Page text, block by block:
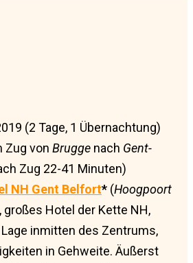
(2 Tage, 1 Übernachtung)
Zug von Brugge nach Gent-
Zug 22-41 Minuten)
NH Gent Belfort* (Hoogpoort
großes Hotel der Kette NH,
inmitten des Zentrums,
in Gehweite. Äußerst